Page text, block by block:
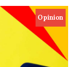
Opinion